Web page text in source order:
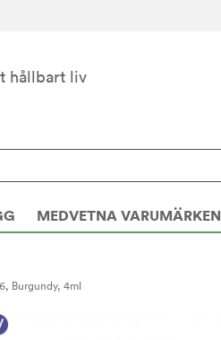
hållbart liv
MEDVETNA VARUMÄRKEN
Burgundy, 4ml